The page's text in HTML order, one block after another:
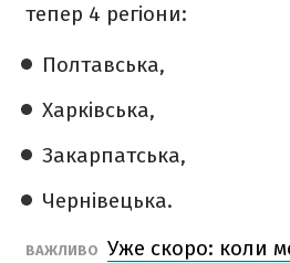
тепер 4 регіони:
Полтавська,
Харківська,
Закарпатська,
Чернівецька.
ВАЖЛИВО Уже скоро: коли